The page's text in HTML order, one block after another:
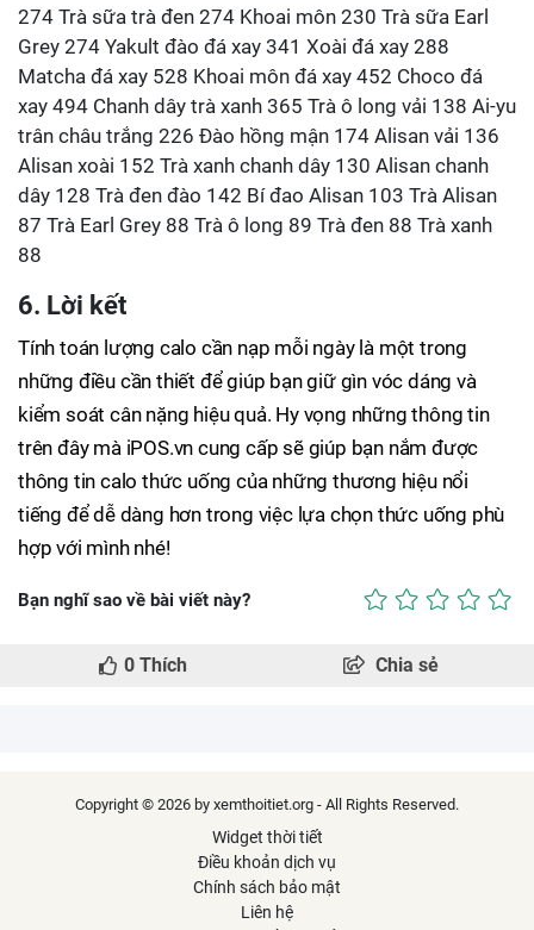
274 Trà sữa trà đen 274 Khoai môn 230 Trà sữa Earl
Grey 274 Yakult đào đá xay 341 Xoài đá xay 288
Matcha đá xay 528 Khoai môn đá xay 452 Choco đá
xay 494 Chanh dây trà xanh 365 Trà ô long vải 138 Ai-yu
trân châu trắng 226 Đào hồng mận 174 Alisan vải 136
Alisan xoài 152 Trà xanh chanh dây 130 Alisan chanh
dây 128 Trà đen đào 142 Bí đao Alisan 103 Trà Alisan
87 Trà Earl Grey 88 Trà ô long 89 Trà đen 88 Trà xanh
88
6. Lời kết
Tính toán lượng calo cần nạp mỗi ngày là một trong
những điều cần thiết để giúp bạn giữ gìn vóc dáng và
kiểm soát cân nặng hiệu quả. Hy vọng những thông tin
trên đây mà iPOS.vn cung cấp sẽ giúp bạn nắm được
thông tin calo thức uống của những thương hiệu nổi
tiếng để dễ dàng hơn trong việc lựa chọn thức uống phù
hợp với mình nhé!
Bạn nghĩ sao về bài viết này?
0 Thích Chia sẻ
Copyright © 2026 by xemthoitiet.org - All Rights Reserved.
Widget thời tiết
Điều khoản dịch vụ
Chính sách bảo mật
Liên hệ